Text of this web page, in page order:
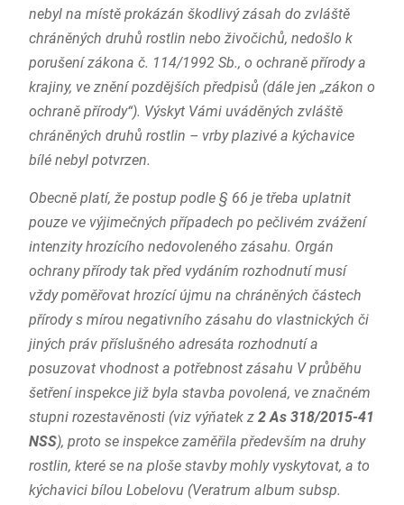
nebyl na místě prokázán škodlivý zásah do zvláště
chráněných druhů rostlin nebo živočichů, nedošlo k
porušení zákona č. 114/1992 Sb., o ochraně přírody a
krajiny, ve znění pozdějších předpisů (dále jen „zákon o
ochraně přírody“). Výskyt Vámi uváděných zvláště
chráněných druhů rostlin – vrby plazivé a kýchavice
bílé nebyl potvrzen.
Obecně platí, že postup podle § 66 je třeba uplatnit
pouze ve výjimečných případech po pečlivém zvážení
intenzity hrozícího nedovoleného zásahu. Orgán
ochrany přírody tak před vydáním rozhodnutí musí
vždy poměřovat hrozící újmu na chráněných částech
přírody s mírou negativního zásahu do vlastnických či
jiných práv příslušného adresáta rozhodnutí a
posuzovat vhodnost a potřebnost zásahu V průběhu
šetření inspekce již byla stavba povolená, ve značném
stupni rozestavěnosti (viz výňatek z 2 As 318/2015-41
NSS), proto se inspekce zaměřila především na druhy
rostlin, které se na ploše stavby mohly vyskytovat, a to
kýchavici bílou Lobelovu (Veratrum album subsp.